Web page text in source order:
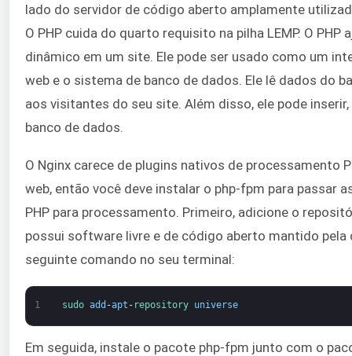
lado do servidor de código aberto amplamente
O PHP cuida do quarto requisito na pilha LEMP. O PHP
dinâmico em um site. Ele pode ser usado como um
web e o sistema de banco de dados. Ele lê dados do
aos visitantes do seu site. Além disso, ele pode
banco de dados.
O Nginx carece de plugins nativos de processamento
web, então você deve instalar o php-fpm para passar
PHP para processamento. Primeiro, adicione o
possui software livre e de código aberto mantido pela
seguinte comando no seu terminal:
1 sudo add -apt - repository universe
Em seguida, instale o pacote php-fpm junto com o